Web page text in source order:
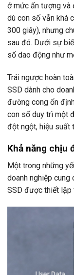
ở mức ấn tượng và
dù con số vẫn khá
300 giây), nhưng
sau đó. Dưới sự
số dao động như
Trái ngược hoàn
SSD dành cho
đường cong ổn
con số duy trì một
đột ngột, hiệu suất
Khả năng chịu
Một trong những
doanh nghiệp
SSD được thiết